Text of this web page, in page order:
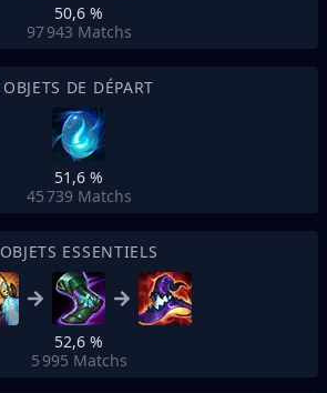
50,6 %
97 943 Matchs
OBJETS DE DÉPART
51,6 %
45 739 Matchs
OBJETS ESSENTIELS
52,6 %
5 995 Matchs